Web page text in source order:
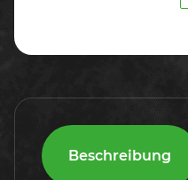
Beschreibung